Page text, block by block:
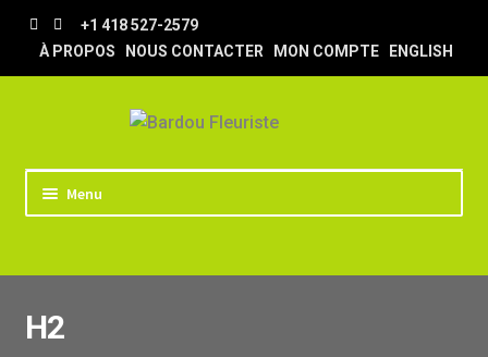
Aller
la
Aller
au
contenu
+1 418 527-2579
À PROPOS
NOUS CONTACTER MON COMPTE ENGLISH
Menu
TRUCS & ASTUCES
H2